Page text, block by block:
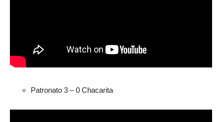
Patronato 3 – 0 Chacarita